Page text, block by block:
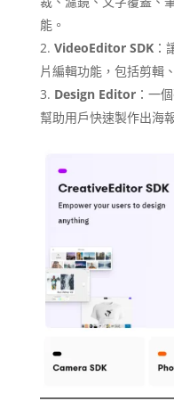
能。
VideoEditor SDK：
片編輯功能，包括剪輯
Design Editor：一
幫助用戶快速製作出海